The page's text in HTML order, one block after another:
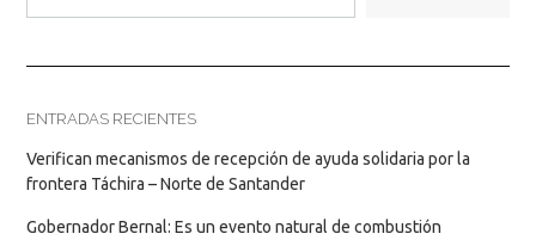
ENTRADAS RECIENTES
Verifican mecanismos de recepción de ayuda solidaria por la
frontera Táchira – Norte de Santander
Gobernador Bernal: Es un evento natural de combustión